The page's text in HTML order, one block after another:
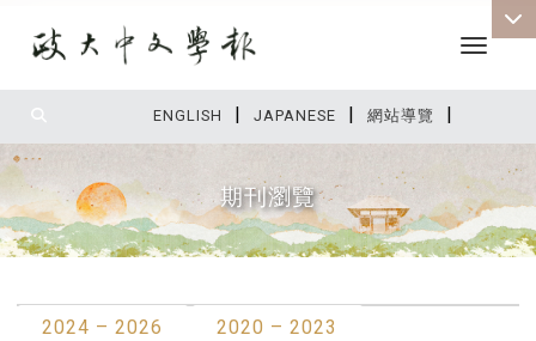
ENGLISH | JAPANESE | 網站導覽 |
Toggle
期刊瀏覽
2024 – 2026
2020 – 2023